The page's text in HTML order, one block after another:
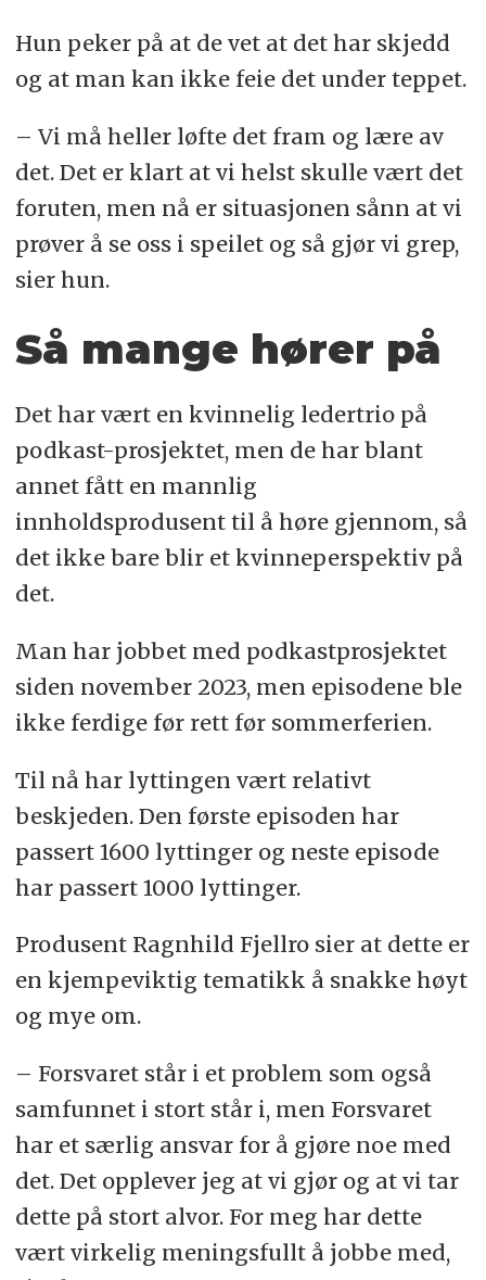
Hun peker på at de vet at det har skjedd
og at man kan ikke feie det under teppet.
– Vi må heller løfte det fram og lære av
det. Det er klart at vi helst skulle vært det
foruten, men nå er situasjonen sånn at vi
prøver å se oss i speilet og så gjør vi grep,
sier hun.
Så mange hører på
Det har vært en kvinnelig ledertrio på
podkast-prosjektet, men de har blant
annet fått en mannlig
innholdsprodusent til å høre gjennom, så
det ikke bare blir et kvinneperspektiv på
det.
Man har jobbet med podkastprosjektet
siden november 2023, men episodene ble
ikke ferdige før rett før sommerferien.
Til nå har lyttingen vært relativt
beskjeden. Den første episoden har
passert 1600 lyttinger og neste episode
har passert 1000 lyttinger.
Produsent Ragnhild Fjellro sier at dette er
en kjempeviktig tematikk å snakke høyt
og mye om.
– Forsvaret står i et problem som også
samfunnet i stort står i, men Forsvaret
har et særlig ansvar for å gjøre noe med
det. Det opplever jeg at vi gjør og at vi tar
dette på stort alvor. For meg har dette
vært virkelig meningsfullt å jobbe med,